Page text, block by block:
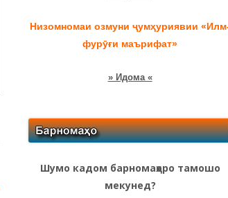
Низомномаи озмуни ҷумҳуриявии
фурӯғи маърифат»
» Идома «
Шумо кадом барномаҳоро тамошо
мекунед?